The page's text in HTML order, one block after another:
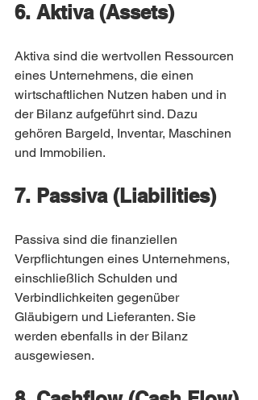
6. Aktiva (Assets)
Aktiva sind die wertvollen Ressourcen
eines Unternehmens, die einen
wirtschaftlichen Nutzen haben und in
der Bilanz aufgeführt sind. Dazu
gehören Bargeld, Inventar, Maschinen
und Immobilien.
7. Passiva (Liabilities)
Passiva sind die finanziellen
Verpflichtungen eines Unternehmens,
einschließlich Schulden und
Verbindlichkeiten gegenüber
Gläubigern und Lieferanten. Sie
werden ebenfalls in der Bilanz
ausgewiesen.